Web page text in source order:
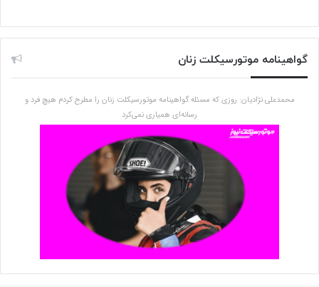
گواهینامه موتورسیکلت زنان
محمدعلی نژادیان: روزی که مسئله گواهینامه موتورسیکلت زنان را مطرح کردم هیچ فرد و
رسانه‌ای همیاری نمی‌کرد